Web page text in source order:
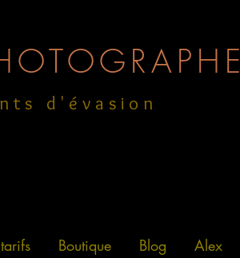
d'évasion
Boutique Blog Alex